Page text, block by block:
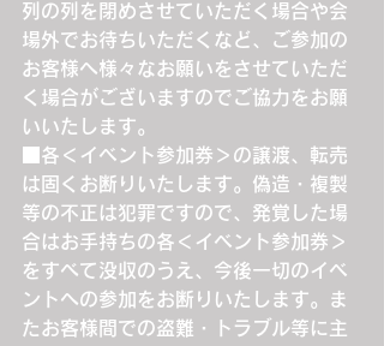
列の列を閉めさせていただく場合や会
場外でお待ちいただくなど、ご参加の
お客様へ様々なお願いをさせていただ
く場合がございますのでご協力をお願
いいたします。
■各＜イベント参加券＞の譲渡、転売
は固くお断りいたします。偽造・複製
等の不正は犯罪ですので、発覚した場
合はお手持ちの各＜イベント参加券＞
をすべて没収のうえ、今後一切のイベ
ントへの参加をお断りいたします。ま
たお客様間での盗難・トラブル等に主